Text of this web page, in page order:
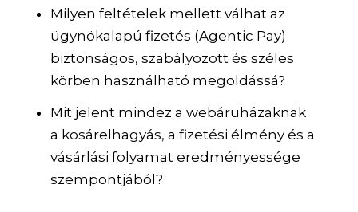
Milyen feltételek mellett válhat az
ügynökalapú fizetés (Agentic Pay)
biztonságos, szabályozott és széles
körben használható megoldássá?
Mit jelent mindez a webáruházaknak
a kosárelhagyás, a fizetési élmény és a
vásárlási folyamat eredményessége
szempontjából?